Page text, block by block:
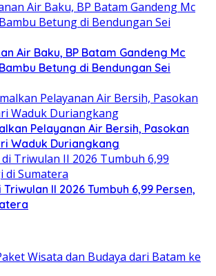
Air Baku, BP Batam Gandeng Mc
Betung di Bendungan Sei
Pelayanan Air Bersih, Pasokan
Waduk Duriangkang
II 2026 Tumbuh 6,99 Persen,